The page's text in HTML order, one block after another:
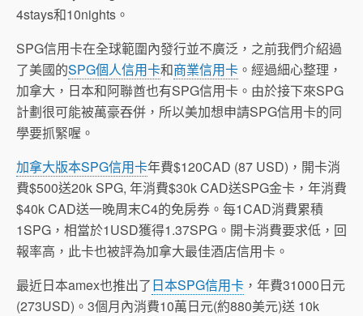
4stays和10nights。
SPG信用卡在全球範圍內發行並不廣泛，之前我們介紹過
了美國的SPG個人信用卡和商業信用卡 。經過細心整理，
加拿大，日本和阿聯酋也有SPG信用卡。由於接下來SPG
計劃很可能被萬豪吞併，所以美加想申請SPG信用卡的同
學要抓緊喔。
加拿大版本SPG信用卡年費$120CAD (87 USD)，開卡消
費$500送20k SPG, 年消費$30k CAD送SPG金卡，年消費
$40k CAD送一晚周末C4的免房券。每1CAD消費累積
1SPG，相當於1USD獲得1.37SPG。開卡消費要求低，回
報率高，此卡也被評為加拿大最佳酒店信用卡。
最近日本amex也推出了日本SPG信用卡 ，年費31000日元
(273USD)。3個月內消費10萬日元(約880美元)送 10k